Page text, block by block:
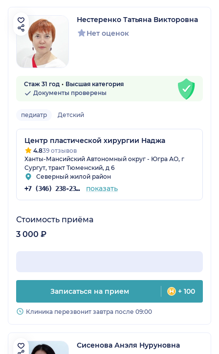
Нестеренко Татьяна Викторовна
Нет оценок
Стаж 31 год
Высшая категория
Документы проверены
педиатр Детский
Центр пластической хирургии Наджа
4.839 отзывов
Ханты-Мансийский Автономный округ - Югра АО, г
Сургут, тракт Тюменский, д 6
Северный жилой район
+7 (346) 238-23-72 показать
Стоимость приёма
3 000 ₽
Записаться на прием + 100
Клиника перезвонит завтра после 09:00
Сисенова Анэля Нуруновна